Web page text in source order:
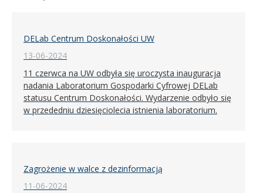
DELab Centrum Doskonałości UW
13-06-2024
11 czerwca na UW odbyła się uroczysta inauguracja
nadania Laboratorium Gospodarki Cyfrowej DELab
statusu Centrum Doskonałości. Wydarzenie odbyło się
w przededniu dziesięciolecia istnienia laboratorium.
Zagrożenie w walce z dezinformacją
11-06-2024